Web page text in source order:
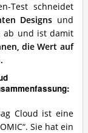
Test schneidet
Designs und
ab und ist damit
die Wert auf
Cloud ist eine
Sie hat ein